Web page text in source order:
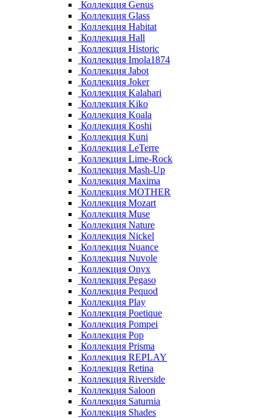
Коллекция Genus
Коллекция Glass
Коллекция Habitat
Коллекция Hall
Коллекция Historic
Коллекция Imola1874
Коллекция Jabot
Коллекция Joker
Коллекция Kalahari
Коллекция Kiko
Коллекция Koala
Коллекция Koshi
Коллекция Kuni
Коллекция LeTerre
Коллекция Lime-Rock
Коллекция Mash-Up
Коллекция Maxima
Коллекция MOTHER
Коллекция Mozart
Коллекция Muse
Коллекция Nature
Коллекция Nickel
Коллекция Nuance
Коллекция Nuvole
Коллекция Onyx
Коллекция Pegaso
Коллекция Pequod
Коллекция Play
Коллекция Poetique
Коллекция Pompei
Коллекция Pop
Коллекция Prisma
Коллекция REPLAY
Коллекция Retina
Коллекция Riverside
Коллекция Saloon
Коллекция Saturnia
Коллекция Shades